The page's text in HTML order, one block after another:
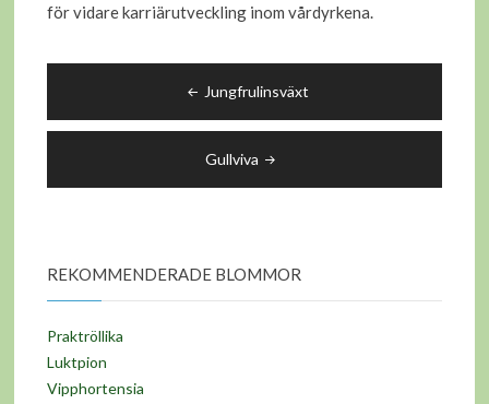
för vidare karriärutveckling inom vårdyrkena.
Jungfrulinsväxt
Gullviva
REKOMMENDERADE BLOMMOR
Praktröllika
Luktpion
Vipphortensia